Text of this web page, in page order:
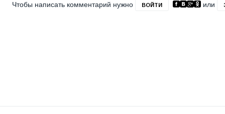
Чтобы написать комментарий нужно ВОЙТИ или